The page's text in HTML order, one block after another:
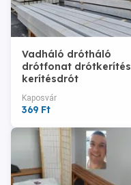
Vadháló drótháló
drótfonat drótkerítés
kerítésdrót
betonoszlop kerítés
építés kerítésépítés
Kaposvár
369 Ft